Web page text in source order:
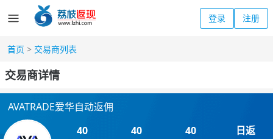
登录 注册
首页 > 交易商列表
交易商详情
AVATRADE爱华自动返佣
40
40 40 日返